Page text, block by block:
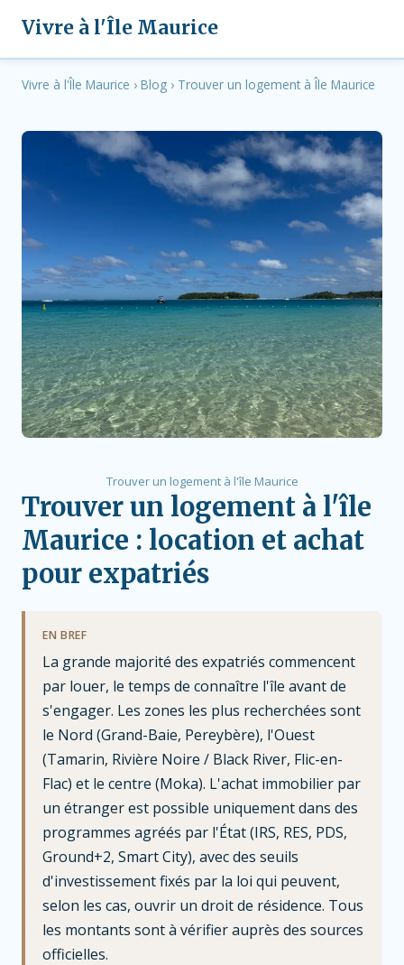
Vivre à l'Île Maurice
Vivre à l'Île Maurice › Blog › Trouver un logement à Île Maurice
Trouver un logement à l'île Maurice
Trouver un logement à l'île
Maurice : location et achat
pour expatriés
EN BREF
La grande majorité des expatriés commencent
par louer, le temps de connaître l'île avant de
s'engager. Les zones les plus recherchées sont
le Nord (Grand-Baie, Pereybère), l'Ouest
(Tamarin, Rivière Noire / Black River, Flic-en-
Flac) et le centre (Moka). L'achat immobilier par
un étranger est possible uniquement dans des
programmes agréés par l'État (IRS, RES, PDS,
Ground+2, Smart City), avec des seuils
d'investissement fixés par la loi qui peuvent,
selon les cas, ouvrir un droit de résidence. Tous
les montants sont à vérifier auprès des sources
officielles.